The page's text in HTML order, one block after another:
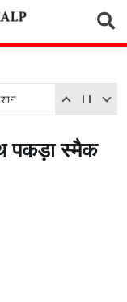
पकड़ा स्मैक